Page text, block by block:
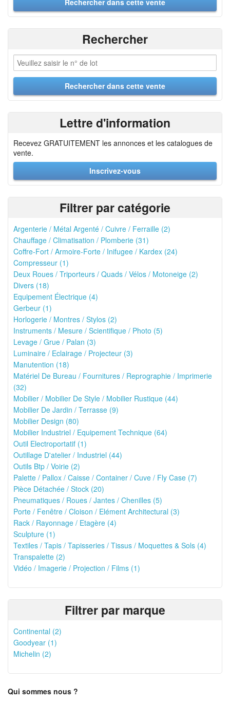
Rechercher
Lettre d'information
Recevez GRATUITEMENT les annonces et les catalogues de
vente.
Inscrivez-vous
Filtrer par catégorie
Argenterie / Métal Argenté / Cuivre / Ferraille (2)
Chauffage / Climatisation / Plomberie (31)
Coffre-Fort / Armoire-Forte / Inifugee / Kardex (24)
Compresseur (1)
Deux Roues / Triporteurs / Quads / Vélos / Motoneige (2)
Divers (18)
Equipement Électrique (4)
Gerbeur (1)
Horlogerie / Montres / Stylos (2)
Instruments / Mesure / Scientifique / Photo (5)
Levage / Grue / Palan (3)
Luminaire / Eclairage / Projecteur (3)
Manutention (18)
Matériel De Bureau / Fournitures / Reprographie / Imprimerie
(32)
Mobilier / Mobilier De Style / Mobilier Rustique (44)
Mobilier De Jardin / Terrasse (9)
Mobilier Design (80)
Mobilier Industriel / Equipement Technique (64)
Outil Electroportatif (1)
Outillage D'atelier / Industriel (44)
Outils Btp / Voirie (2)
Palette / Pallox / Caisse / Container / Cuve / Fly Case (7)
Pièce Détachée / Stock (20)
Pneumatiques / Roues / Jantes / Chenilles (5)
Porte / Fenêtre / Cloison / Elément Architectural (3)
Rack / Rayonnage / Etagère (4)
Sculpture (1)
Textiles / Tapis / Tapisseries / Tissus / Moquettes & Sols (4)
Transpalette (2)
Vidéo / Imagerie / Projection / Films (1)
Filtrer par marque
Continental (2)
Goodyear (1)
Michelin (2)
Qui sommes nous ?